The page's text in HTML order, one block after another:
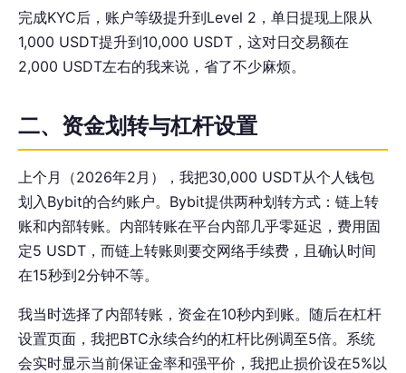
完成KYC后，账户等级提升到Level 2，单日提现上限从
1,000 USDT提升到10,000 USDT，这对日交易额在
2,000 USDT左右的我来说，省了不少麻烦。
二、资金划转与杠杆设置
上个月（2026年2月），我把30,000 USDT从个人钱包
划入Bybit的合约账户。Bybit提供两种划转方式：链上转
账和内部转账。内部转账在平台内部几乎零延迟，费用固
定5 USDT，而链上转账则要交网络手续费，且确认时间
在15秒到2分钟不等。
我当时选择了内部转账，资金在10秒内到账。随后在杠杆
设置页面，我把BTC永续合约的杠杆比例调至5倍。系统
会实时显示当前保证金率和强平价，我把止损价设在5%以